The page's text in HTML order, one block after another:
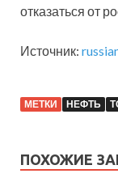
отказаться от
Источник:
МЕТКИ НЕФТЬ
ПОХОЖИЕ